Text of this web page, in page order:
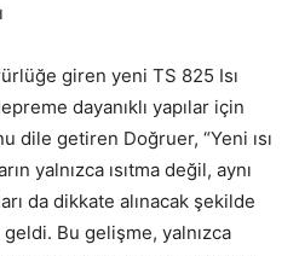
giren yeni TS 825 Isı
dayanıklı yapılar için
dile getiren Doğruer, “Yeni ısı
yalnızca ısıtma değil, aynı
da dikkate alınacak şekilde
Bu gelişme, yalnızca